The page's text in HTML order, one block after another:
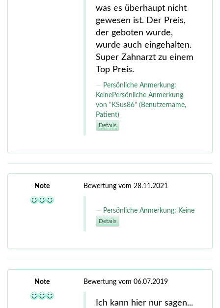
was es überhaupt nicht
gewesen ist. Der Preis,
der geboten wurde,
wurde auch eingehalten.
Super Zahnarzt zu einem
Top Preis.
Persönliche Anmerkung:
KeinePersönliche Anmerkung
von "KSus86" (Benutzername,
Patient)
Details
Note Bewertung vom 28.11.2021
Persönliche Anmerkung: Keine
Details
Note Bewertung vom 06.07.2019
Ich kann hier nur sagen...